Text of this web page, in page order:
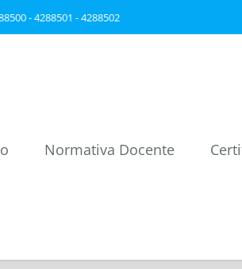
- 4288501 - 4288502
Normativa Docente